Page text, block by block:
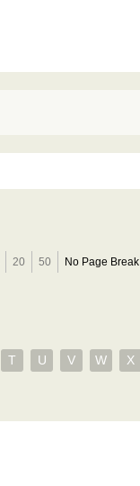
20 50 No Page Break
T U V W X